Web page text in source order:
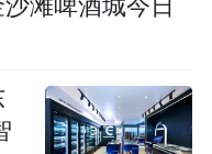
滩啤酒城今日